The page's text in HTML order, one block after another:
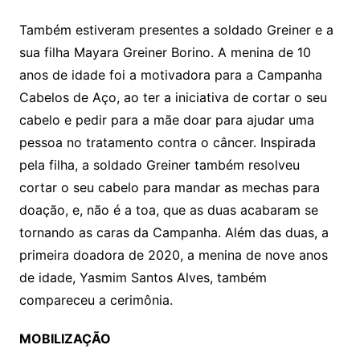
Também estiveram presentes a soldado Greiner e a
sua filha Mayara Greiner Borino. A menina de 10
anos de idade foi a motivadora para a Campanha
Cabelos de Aço, ao ter a iniciativa de cortar o seu
cabelo e pedir para a mãe doar para ajudar uma
pessoa no tratamento contra o câncer. Inspirada
pela filha, a soldado Greiner também resolveu
cortar o seu cabelo para mandar as mechas para
doação, e, não é a toa, que as duas acabaram se
tornando as caras da Campanha. Além das duas, a
primeira doadora de 2020, a menina de nove anos
de idade, Yasmim Santos Alves, também
compareceu a cerimônia.
MOBILIZAÇÃO